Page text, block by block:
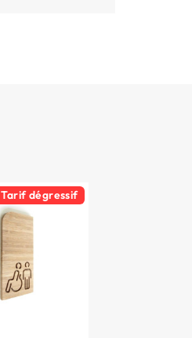
Tarif dégressif